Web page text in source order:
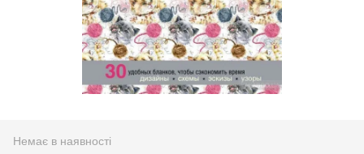
Немає в наявності